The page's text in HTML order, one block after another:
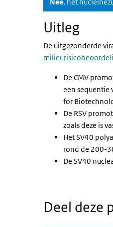
Uitleg
De uitgezonderde
De CMV
een sequentie
for
De RSV
zoals deze is
Het SV40
rond de 200-
De SV40
Deel deze